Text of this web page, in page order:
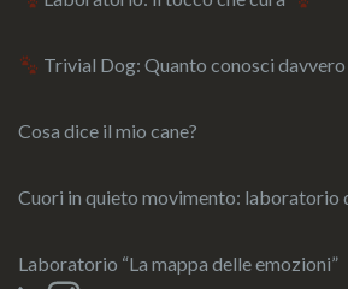
Trivial Dog: Quanto conosci davvero
Cosa dice il mio cane?
Cuori in quieto movimento: laboratorio
Laboratorio “La mappa delle emozioni”